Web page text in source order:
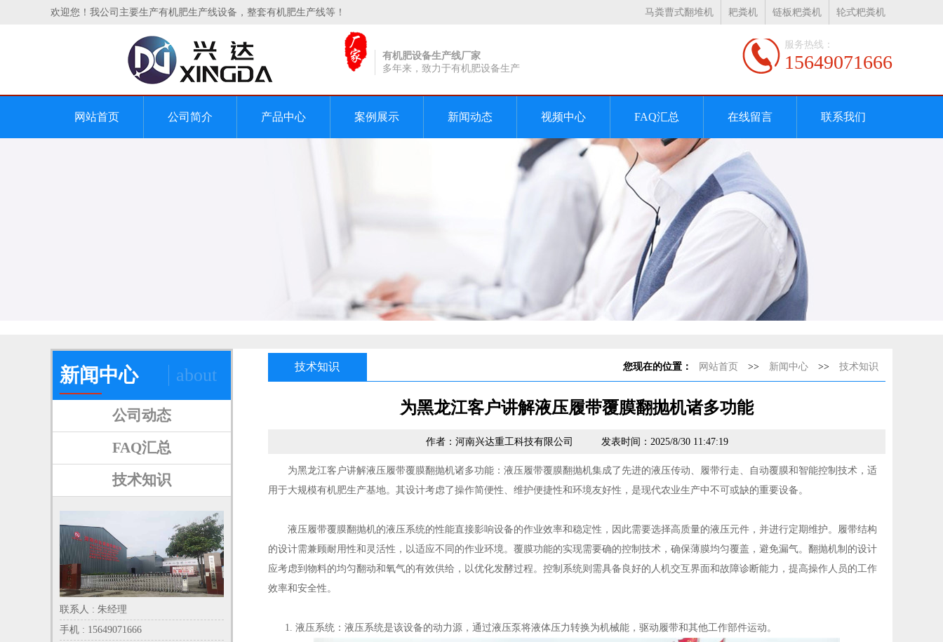
欢迎您！我公司主要生产有机肥生产线设备，整套有机肥生产线等！ 马粪曹式翻堆机 耙粪机 链板粑粪机 轮式粑粪机
有机肥设备生产线厂家
多年来，致力于有机肥设备生产
服务热线：
15649071666
网站首页 公司简介 产品中心 案例展示 新闻动态 视频中心 FAQ汇总 在线留言 联系我们
about
新闻中心
公司动态
FAQ汇总
技术知识
联系人 : 朱经理
手机 : 15649071666
技术知识 您现在的位置： 网站首页 >> 新闻中心 >> 技术知识
为黑龙江客户讲解液压履带覆膜翻抛机诸多功能
作者：河南兴达重工科技有限公司 发表时间：2025/8/30 11:47:19
为黑龙江客户讲解液压履带覆膜翻抛机诸多功能：液压履带覆膜翻抛机集成了先进的液压传动、履带行走、自动覆膜和智能控制技术，适
用于大规模有机肥生产基地。其设计考虑了操作简便性、维护便捷性和环境友好性，是现代农业生产中不可或缺的重要设备。
液压履带覆膜翻抛机的液压系统的性能直接影响设备的作业效率和稳定性，因此需要选择高质量的液压元件，并进行定期维护。履带结构
的设计需兼顾耐用性和灵活性，以适应不同的作业环境。覆膜功能的实现需要确的控制技术，确保薄膜均匀覆盖，避免漏气。翻抛机制的设计
应考虑到物料的均匀翻动和氧气的有效供给，以优化发酵过程。控制系统则需具备良好的人机交互界面和故障诊断能力，提高操作人员的工作
效率和安全性。
1. 液压系统：液压系统是该设备的动力源，通过液压泵将液体压力转换为机械能，驱动履带和其他工作部件运动。